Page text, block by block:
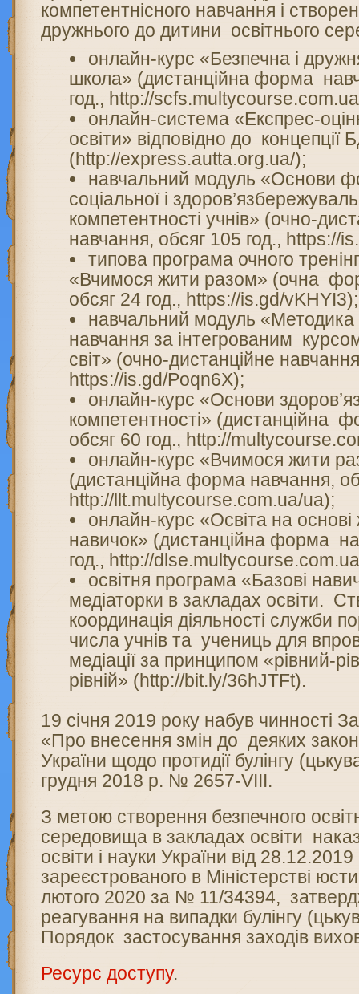
компетентнісного навчання і
дружнього до дитини освітнього
онлайн-курс «Безпечна і
школа» (дистанційна форма
год., http://
онлайн-система «Експрес-
освіти» відповідно до
(http://express.autta.org.ua/);
навчальний модуль «Основи
соціальної і
компетентності учнів» (очно-
навчання, обсяг 105 год., https://
типова програма очного
«Вчимося жити разом» (очна
обсяг 24 год., https://is.gd/vKHYI3);
навчальний модуль «Методика
навчання за інтегрованим
світ» (очно-дистанційне
https://is.gd/Poqn6X);
онлайн-курс «Основи
компетентності» (дистанційна
обсяг 60 год., http://
онлайн-курс «Вчимося жити
(дистанційна форма навчання,
http://llt.multycourse.com.ua/ua);
онлайн-курс «Освіта на основі
навичок» (дистанційна форма
год., http://
освітня програма «Базові
медіаторки в закладах освіти.
координація діяльності служби
числа учнів та учениць для
медіації за принципом «рівний-
рівній» (http://bit.ly/36hJTFt).
19 січня 2019 року набув чинності
«Про внесення змін до деяких
України щодо протидії булінгу
грудня 2018 р. № 2657-VIII.
З метою створення безпечного
середовища в закладах освіти
освіти і науки України від
зареєстрованого в Міністерстві
лютого 2020 за № 11/34394,
реагування на випадки булінгу
Порядок застосування заходів
Ресурс доступу.